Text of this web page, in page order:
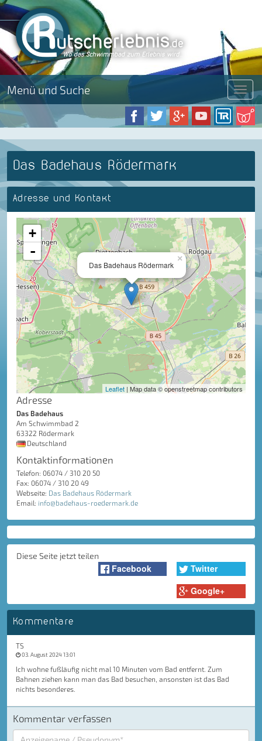
Menü und Suche Menü
Das Badehaus Rödermark
Adresse und Kontakt
×
Das Badehaus Rödermark
+
-
Leaflet | Map data © openstreetmap contributors
Adresse
Das Badehaus
Am Schwimmbad 2
63322 Rödermark
Deutschland
Kontaktinformationen
Telefon: 06074 / 310 20 50
Fax: 06074 / 310 20 49
Webseite: Das Badehaus Rödermark
Email: info@badehaus-roedermark.de
Diese Seite jetzt teilen
Facebook
Twitter
Google+
Kommentare
TS
03. August 2024 13:01
Ich wohne fußläufig nicht mal 10 Minuten vom Bad entfernt. Zum
Bahnen ziehen kann man das Bad besuchen, ansonsten ist das Bad
nichts besonderes.
Kommentar verfassen